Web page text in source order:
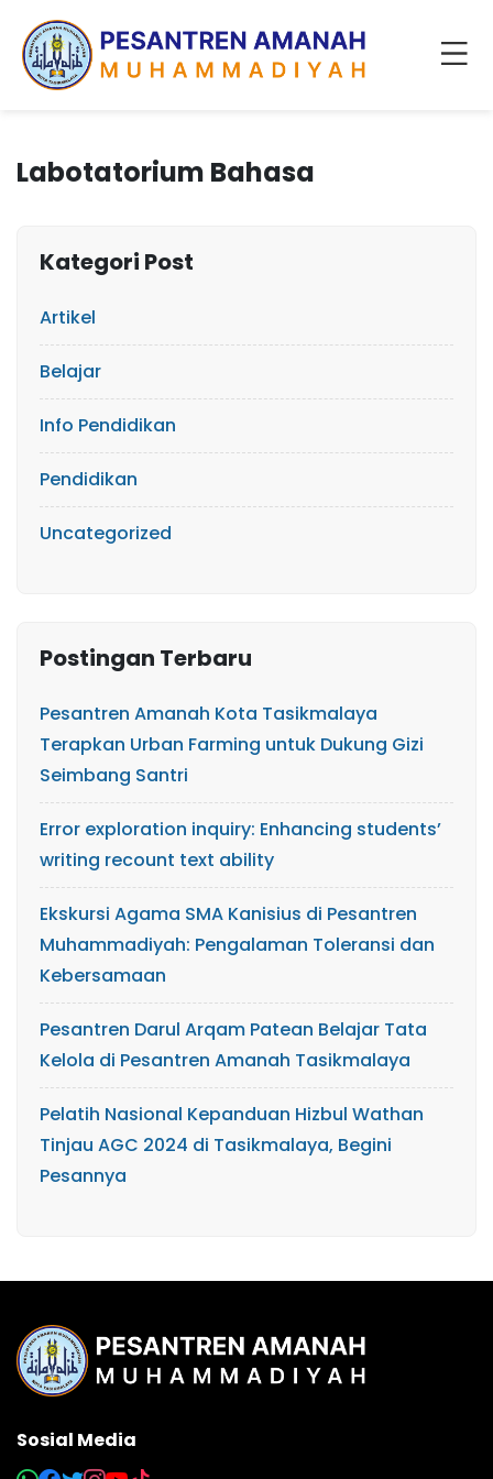
Labotatorium Bahasa
Kategori Post
Artikel
Belajar
Info Pendidikan
Pendidikan
Uncategorized
Postingan Terbaru
Pesantren Amanah Kota Tasikmalaya
Terapkan Urban Farming untuk Dukung Gizi
Seimbang Santri
Error exploration inquiry: Enhancing students’
writing recount text ability
Ekskursi Agama SMA Kanisius di Pesantren
Muhammadiyah: Pengalaman Toleransi dan
Kebersamaan
Pesantren Darul Arqam Patean Belajar Tata
Kelola di Pesantren Amanah Tasikmalaya
Pelatih Nasional Kepanduan Hizbul Wathan
Tinjau AGC 2024 di Tasikmalaya, Begini
Pesannya
Sosial Media